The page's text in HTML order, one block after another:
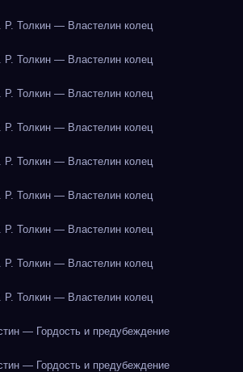
Р. Толкин — Властелин колец
Р. Толкин — Властелин колец
Р. Толкин — Властелин колец
Р. Толкин — Властелин колец
Р. Толкин — Властелин колец
Р. Толкин — Властелин колец
Р. Толкин — Властелин колец
Р. Толкин — Властелин колец
Р. Толкин — Властелин колец
— Гордость и предубеждение
— Гордость и предубеждение